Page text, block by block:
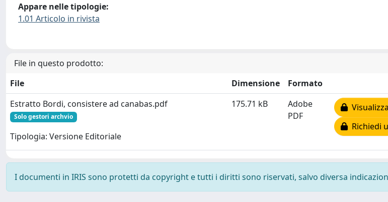
Appare nelle tipologie:
1.01 Articolo in rivista
File in questo prodotto:
File
Dimensione
Formato
Estratto Bordi, consistere ad canabas.pdf
Solo gestori archvio
Tipologia: Versione Editoriale
175.71 kB
Adobe
PDF
Richiedi
I documenti in IRIS sono protetti da copyright e tutti i diritti sono riservati, salvo diversa